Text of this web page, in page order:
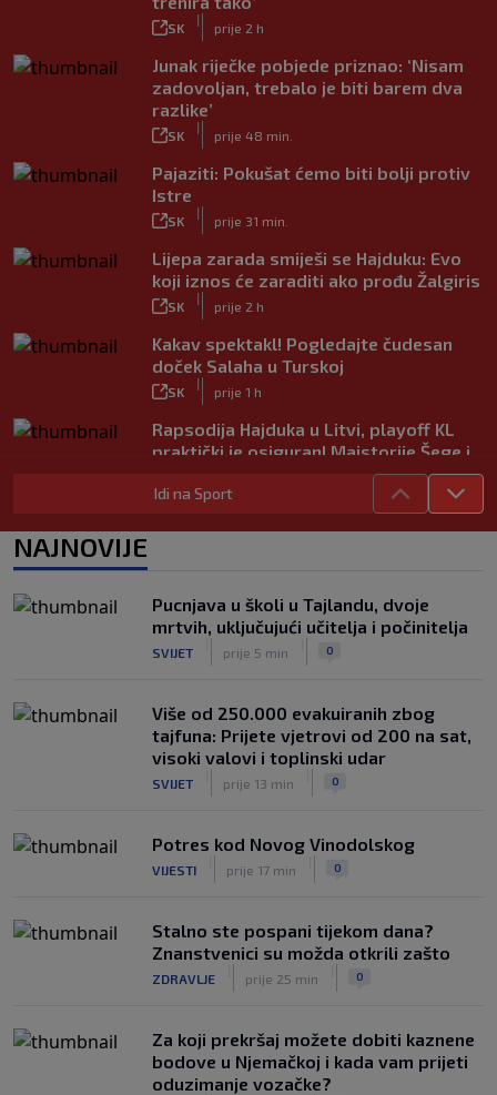
SK
|
prije 2 h
Junak riječke pobjede priznao: ‘Nisam
zadovoljan, trebalo je biti barem dva
razlike’
SK
|
prije 48 min.
Pajaziti: Pokušat ćemo biti bolji protiv
Istre
SK
|
prije 31 min.
Lijepa zarada smiješi se Hajduku: Evo
koji iznos će zaraditi ako prođu Žalgiris
SK
|
prije 2 h
Kakav spektakl! Pogledajte čudesan
doček Salaha u Turskoj
SK
|
prije 1 h
Rapsodija Hajduka u Litvi, playoff KL
praktički je osiguran! Majstorije Šege i
SK
|
prije 6 h
Neočekivani problemi za Dinamo:
Rijeka u Finsku nosi minimalnu
prednost, bivši vratar Dinama spriječio
veću razliku
Idi na Sport
NAJNOVIJE
Pucnjava u školi u Tajlandu, dvoje
mrtvih, uključujući učitelja i počinitelja
SVIJET prije 5 min 0
Više od 250.000 evakuiranih zbog
tajfuna: Prijete vjetrovi od 200 na sat,
visoki valovi i toplinski udar
SVIJET prije 13 min 0
Potres kod Novog Vinodolskog
VIJESTI prije 17 min 0
Stalno ste pospani tijekom dana?
Znanstvenici su možda otkrili zašto
ZDRAVLJE prije 25 min 0
Za koji prekršaj možete dobiti kaznene
bodove u Njemačkoj i kada vam prijeti
oduzimanje vozačke?